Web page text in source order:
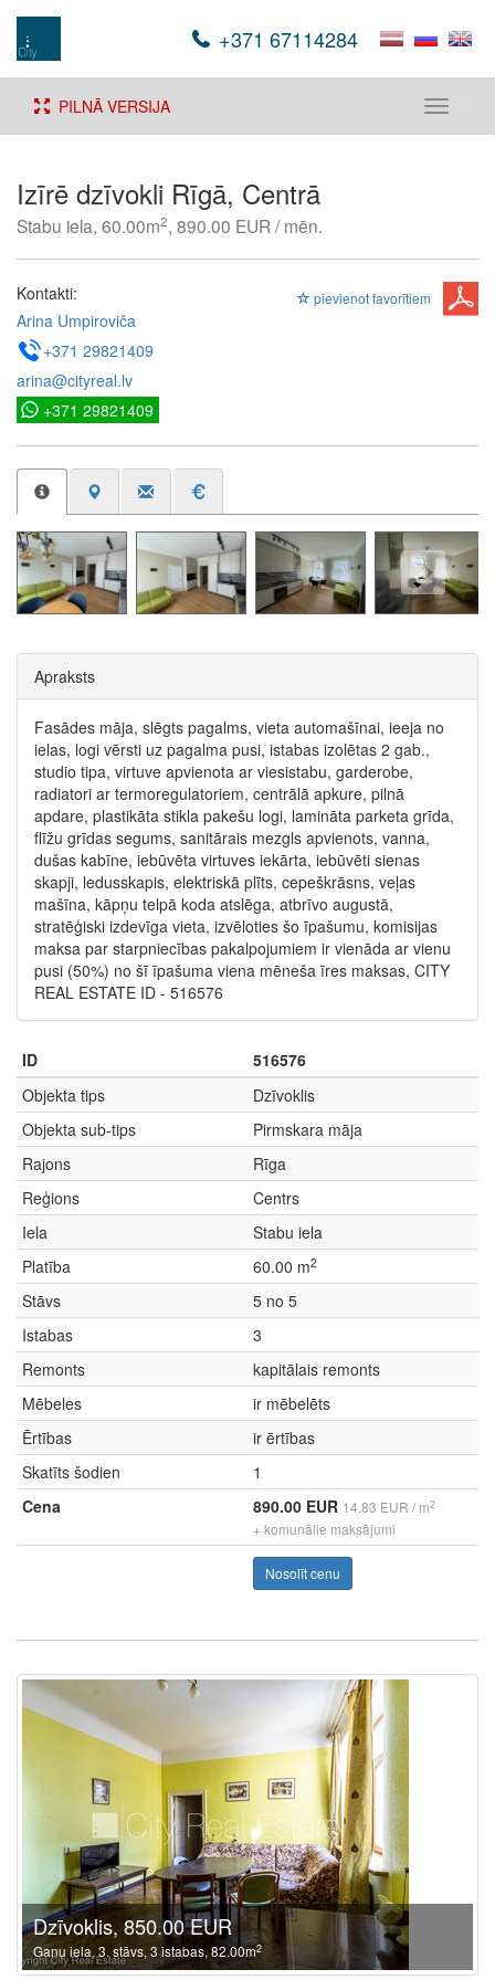
+371 67114284
Toggle
PILNĀ VERSIJA
Izīrē dzīvokli Rīgā, Centrā
Stabu iela, 60.00m2, 890.00 EUR / mēn.
pievienot favorītiem
Kontakti:
Arina Umpiroviča
+371 29821409
arina@cityreal.lv
+371 29821409
Apraksts
Fasādes māja, slēgts pagalms, vieta automašīnai, ieeja no
ielas, logi vērsti uz pagalma pusi, istabas izolētas 2 gab.,
studio tipa, virtuve apvienota ar viesistabu, garderobe,
radiatori ar termoregulatoriem, centrālā apkure, pilnā
apdare, plastikāta stikla pakešu logi, lamināta parketa grīda,
flīžu grīdas segums, sanitārais mezgls apvienots, vanna,
dušas kabīne, iebūvēta virtuves iekārta, iebūvēti sienas
skapji, ledusskapis, elektriskā plīts, cepeškrāsns, veļas
mašīna, kāpņu telpā koda atslēga, atbrīvo augustā,
stratēģiski izdevīga vieta, izvēloties šo īpašumu, komisijas
maksa par starpniecības pakalpojumiem ir vienāda ar vienu
pusi (50%) no šī īpašuma viena mēneša īres maksas, CITY
REAL ESTATE ID - 516576
ID
516576
Objekta tips
Dzīvoklis
Objekta sub-tips
Pirmskara māja
Rajons
Rīga
Reģions
Centrs
Iela
Stabu iela
Platība
60.00 m2
Stāvs
5 no 5
Istabas
3
Remonts
kapitālais remonts
Mēbeles
ir mēbelēts
Ērtības
ir ērtības
Skatīts šodien
1
Cena
890.00 EUR 14.83 EUR / m2
+ komunālie maksājumi
Nosolīt cenu
Dzīvoklis, 850.00 EUR
Ganu iela, 3. stāvs, 3 istabas, 82.00m2